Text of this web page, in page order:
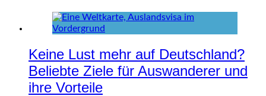
Keine Lust mehr auf Deutschland?
Beliebte Ziele für Auswanderer und
ihre Vorteile